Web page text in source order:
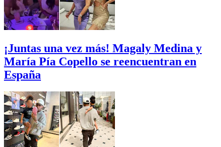
¡Juntas una vez más! Magaly Medina y
María Pía Copello se reencuentran en
España